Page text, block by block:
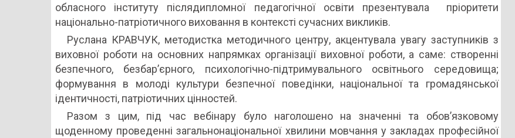
обласного інституту післядипломної педагогічної освіти презентувала пріоритети
національно-патріотичного виховання в контексті сучасних викликів.
Руслана КРАВЧУК, методистка методичного центру, акцентувала увагу заступників з
виховної роботи на основних напрямках організації виховної роботи, а саме: створенні
безпечного, безбар’єрного, психологічно-підтримувального освітнього середовища;
формування в молоді культури безпечної поведінки, національної та громадянської
ідентичності, патріотичних цінностей.
Разом з цим, під час вебінару було наголошено на значенні та обов’язковому
щоденному проведенні загальнонаціональної хвилини мовчання у закладах професійної